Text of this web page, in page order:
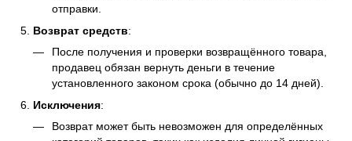
отправки.
Возврат средств:
После получения и проверки возвращённого товара,
продавец обязан вернуть деньги в течение
установленного законом срока (обычно до 14 дней).
Исключения:
Возврат может быть невозможен для определённых